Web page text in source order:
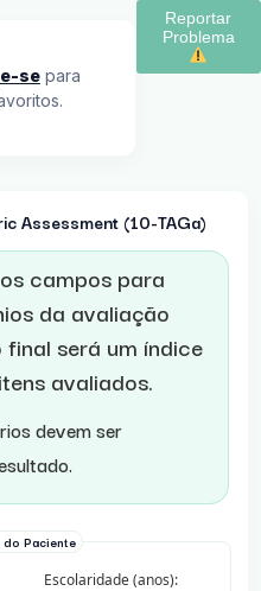
separa
Reportar
Assessment (10-TAGa)
campos para
da avaliação
será um índice
avaliados.
devem ser
Paciente
Escolaridade (anos):